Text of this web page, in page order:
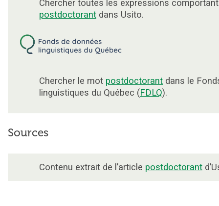
Chercher toutes les expressions
postdoctorant dans Usito.
Chercher le mot postdoctorant dans le
linguistiques du Québec (FDLQ).
Sources
Contenu extrait de l’article postdoctorant